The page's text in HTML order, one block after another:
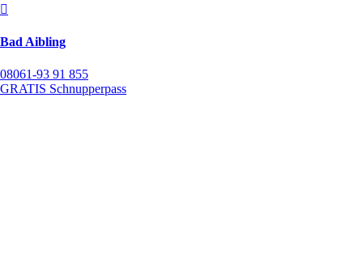

Bad Aibling
08061-93 91 855
GRATIS Schnupperpass